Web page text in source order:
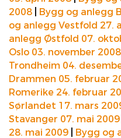
2008
Bygg og anlegg
og anlegg Vestfold 27.
anlegg Østfold 07.
Oslo 03. november 2008
Trondheim 04.
Drammen 05. februar
Romerike 24. februar
Sørlandet 17. mars
Stavanger 07. mai 2009
28. mai 2009
Bygg og